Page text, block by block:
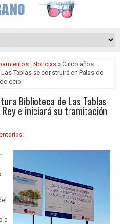
, Noticias » Cinco años
Tablas se construirá en Palas de
cero
Biblioteca de Las Tablas
e iniciará su tramitación
a